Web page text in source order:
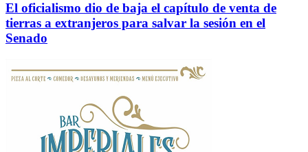
El oficialismo dio de baja el capítulo de venta de
tierras a extranjeros para salvar la sesión en el
Senado